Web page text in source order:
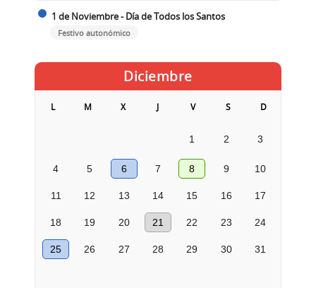
1 de Noviembre - Día de Todos los Santos
Festivo autonómico
Diciembre
L M X J V S D
1 2 3
4 5 6 7 8 9 10
11 12 13 14 15 16 17
18 19 20 21 22 23 24
25 26 27 28 29 30 31